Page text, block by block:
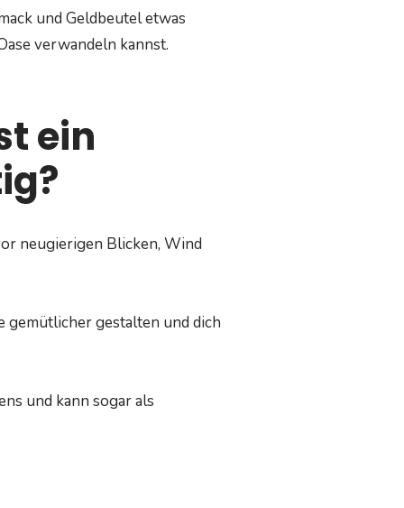
und Geldbeutel etwas
verwandeln kannst.
ein
neugierigen Blicken, Wind
gemütlicher gestalten und dich
und kann sogar als